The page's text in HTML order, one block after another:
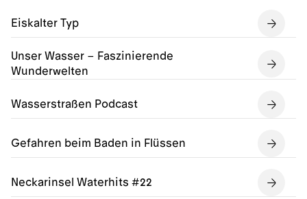
Eiskalter Typ
Unser Wasser – Faszinierende
Wunderwelten
Wasserstraßen Podcast
Gefahren beim Baden in Flüssen
Neckarinsel Waterhits #22